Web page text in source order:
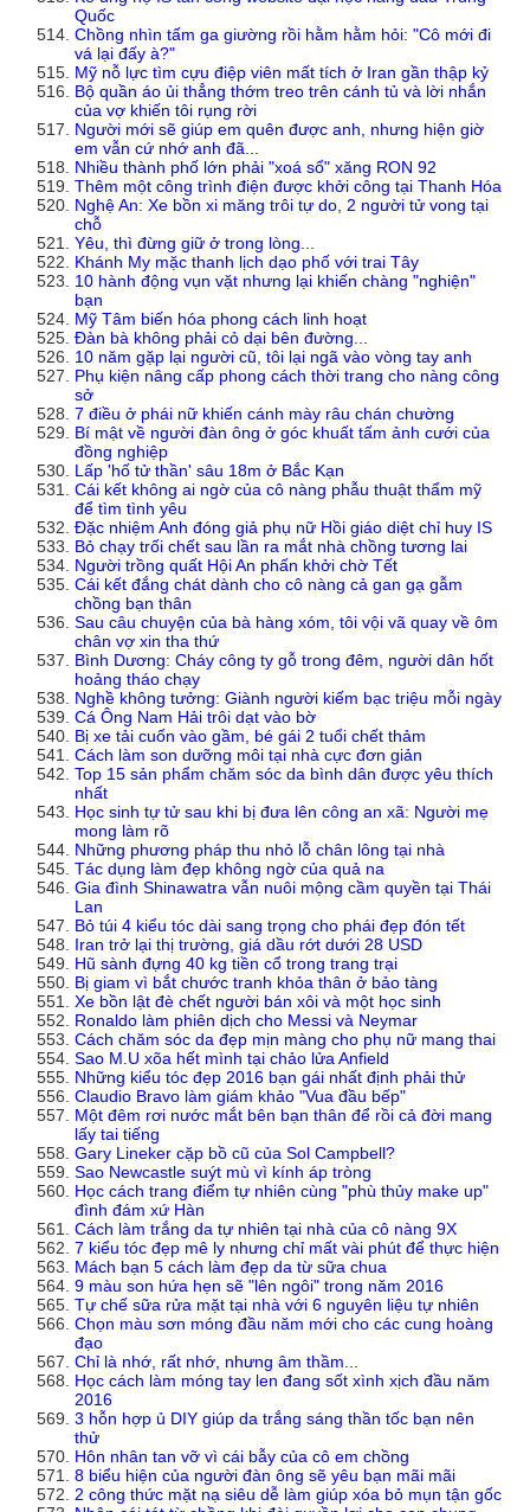
Quốc
Chồng nhìn tấm ga giường rồi hằm hằm hỏi: "Cô mới đi
vá lại đấy à?"
Mỹ nỗ lực tìm cựu điệp viên mất tích ở Iran gần thập kỷ
Bộ quần áo ủi thẳng thớm treo trên cánh tủ và lời nhắn
của vợ khiến tôi rụng rời
Người mới sẽ giúp em quên được anh, nhưng hiện giờ
em vẫn cứ nhớ anh đã...
Nhiều thành phố lớn phải "xoá sổ" xăng RON 92
Thêm một công trình điện được khởi công tại Thanh Hóa
Nghệ An: Xe bồn xi măng trôi tự do, 2 người tử vong tại
chỗ
Yêu, thì đừng giữ ở trong lòng...
Khánh My mặc thanh lịch dạo phố với trai Tây
10 hành động vụn vặt nhưng lại khiến chàng "nghiện"
bạn
Mỹ Tâm biến hóa phong cách linh hoạt
Đàn bà không phải cỏ dại bên đường...
10 năm gặp lại người cũ, tôi lại ngã vào vòng tay anh
Phụ kiện nâng cấp phong cách thời trang cho nàng công
sở
7 điều ở phái nữ khiến cánh mày râu chán chường
Bí mật về người đàn ông ở góc khuất tấm ảnh cưới của
đồng nghiệp
Lấp 'hố tử thần' sâu 18m ở Bắc Kạn
Cái kết không ai ngờ của cô nàng phẫu thuật thẩm mỹ
để tìm tình yêu
Đặc nhiệm Anh đóng giả phụ nữ Hồi giáo diệt chỉ huy IS
Bỏ chạy trối chết sau lần ra mắt nhà chồng tương lai
Người trồng quất Hội An phấn khởi chờ Tết
Cái kết đắng chát dành cho cô nàng cả gan gạ gẫm
chồng bạn thân
Sau câu chuyện của bà hàng xóm, tôi vội vã quay về ôm
chân vợ xin tha thứ
Bình Dương: Cháy công ty gỗ trong đêm, người dân hốt
hoảng tháo chạy
Nghề không tưởng: Giành người kiếm bạc triệu mỗi ngày
Cá Ông Nam Hải trôi dạt vào bờ
Bị xe tải cuốn vào gầm, bé gái 2 tuổi chết thảm
Cách làm son dưỡng môi tại nhà cực đơn giản
Top 15 sản phẩm chăm sóc da bình dân được yêu thích
nhất
Học sinh tự tử sau khi bị đưa lên công an xã: Người mẹ
mong làm rõ
Những phương pháp thu nhỏ lỗ chân lông tại nhà
Tác dụng làm đẹp không ngờ của quả na
Gia đình Shinawatra vẫn nuôi mộng cầm quyền tại Thái
Lan
Bỏ túi 4 kiểu tóc dài sang trọng cho phái đẹp đón tết
Iran trở lại thị trường, giá dầu rớt dưới 28 USD
Hũ sành đựng 40 kg tiền cổ trong trang trại
Bị giam vì bắt chước tranh khỏa thân ở bảo tàng
Xe bồn lật đè chết người bán xôi và một học sinh
Ronaldo làm phiên dịch cho Messi và Neymar
Cách chăm sóc da đẹp mịn màng cho phụ nữ mang thai
Sao M.U xõa hết mình tại chảo lửa Anfield
Những kiểu tóc đẹp 2016 bạn gái nhất định phải thử
Claudio Bravo làm giám khảo "Vua đầu bếp"
Một đêm rơi nước mắt bên bạn thân để rồi cả đời mang
lấy tai tiếng
Gary Lineker cặp bồ cũ của Sol Campbell?
Sao Newcastle suýt mù vì kính áp tròng
Học cách trang điểm tự nhiên cùng "phù thủy make up"
đình đám xứ Hàn
Cách làm trắng da tự nhiên tại nhà của cô nàng 9X
7 kiểu tóc đẹp mê ly nhưng chỉ mất vài phút để thực hiện
Mách bạn 5 cách làm đẹp da từ sữa chua
9 màu son hứa hẹn sẽ "lên ngôi" trong năm 2016
Tự chế sữa rửa mặt tại nhà với 6 nguyên liệu tự nhiên
Chọn màu sơn móng đầu năm mới cho các cung hoàng
đạo
Chỉ là nhớ, rất nhớ, nhưng âm thầm...
Học cách làm móng tay len đang sốt xình xịch đầu năm
2016
3 hỗn hợp ủ DIY giúp da trắng sáng thần tốc bạn nên
thử
Hôn nhân tan vỡ vì cái bẫy của cô em chồng
8 biểu hiện của người đàn ông sẽ yêu bạn mãi mãi
2 công thức mặt nạ siêu dễ làm giúp xóa bỏ mụn tận gốc